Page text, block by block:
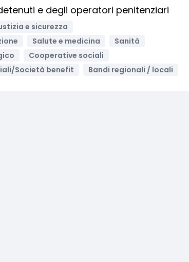
e degli operatori penitenziari
e sicurezza
Salute e medicina
Sanità
Cooperative sociali
Società benefit Bandi regionali / locali